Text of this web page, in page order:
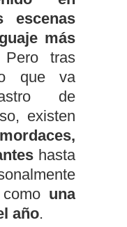
escenas
más
tras
que va
de
existen
hasta
una
año.